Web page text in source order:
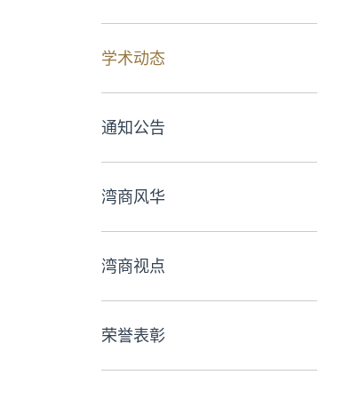
学术动态
通知公告
湾商风华
湾商视点
荣誉表彰